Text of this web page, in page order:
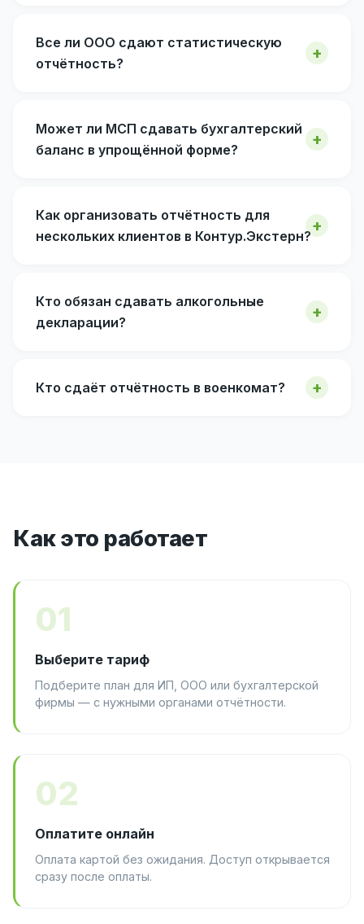
Все ли ООО сдают статистическую
отчётность?
Может ли МСП сдавать бухгалтерский
баланс в упрощённой форме?
Как организовать отчётность для
нескольких клиентов в Контур.Экстерн?
Кто обязан сдавать алкогольные
декларации?
Кто сдаёт отчётность в военкомат?
Как это работает
01
Выберите тариф
Подберите план для ИП, ООО или бухгалтерской
фирмы — с нужными органами отчётности.
02
Оплатите онлайн
Оплата картой без ожидания. Доступ открывается
сразу после оплаты.